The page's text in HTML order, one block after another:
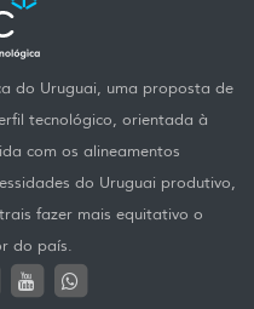
do Uruguai, uma proposta de
tecnológico, orientada à
com os alineamentos
do Uruguai produtivo,
fazer mais equitativo o
do país.